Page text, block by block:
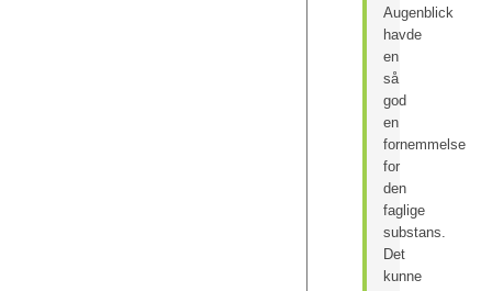
Augenblick
havde
en
så
god
en
fornemmelse
for
den
faglige
substans.
Det
kunne